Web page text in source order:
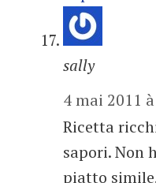
sally
4 mai 2011
Ricetta
sapori. Non
piatto